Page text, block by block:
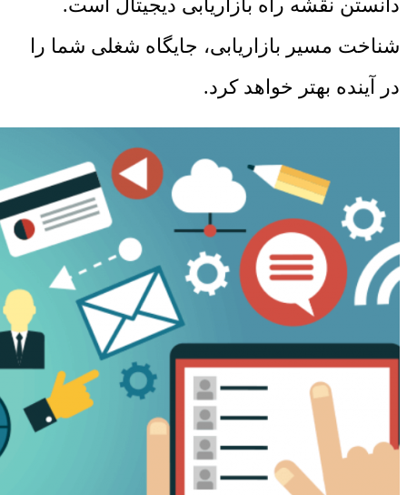
دانستن نقشه راه بازاریابی دیجیتال است.
شناخت مسیر بازاریابی، جایگاه شغلی شما را
در آینده بهتر خواهد کرد.